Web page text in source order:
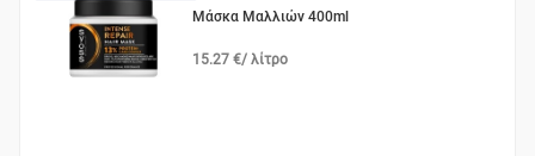
Μάσκα Μαλλιών 400ml
15.27 €/ λίτρο